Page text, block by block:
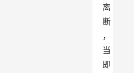
离
断
，
当
即